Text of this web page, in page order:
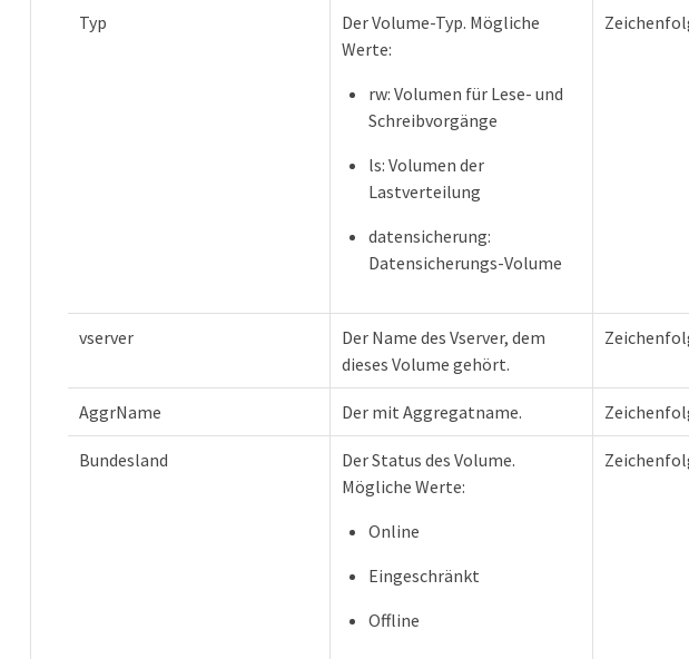
Typ
Der Volume-Typ. Mögliche
Werte:
rw: Volumen für Lese- und
Schreibvorgänge
ls: Volumen der
Lastverteilung
datensicherung:
Datensicherungs-Volume
vserver
Der Name des Vserver, dem
dieses Volume gehört.
AggrName Der mit Aggregatname.
Bundesland
Der Status des Volume.
Mögliche Werte:
Online
Eingeschränkt
Offline